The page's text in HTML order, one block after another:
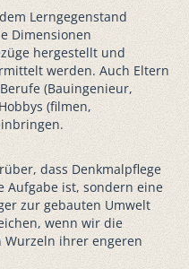
Lerngegenstand
Dimensionen
hergestellt und
werden. Auch Eltern
(Bauingenieur,
(filmen,
dass Denkmalpflege
ist, sondern eine
zur gebauten Umwelt
wenn wir die
ihrer engeren